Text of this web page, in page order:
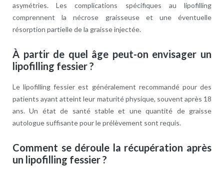
asymétries. Les complications spécifiques au lipofilling
comprennent la nécrose graisseuse et une éventuelle
résorption partielle de la graisse injectée.
À partir de quel âge peut-on envisager un
lipofilling fessier ?
Le lipofilling fessier est généralement recommandé pour des
patients ayant atteint leur maturité physique, souvent après 18
ans. Un état de santé stable et une quantité de graisse
autologue suffisante pour le prélèvement sont requis.
Comment se déroule la récupération après
un lipofilling fessier ?